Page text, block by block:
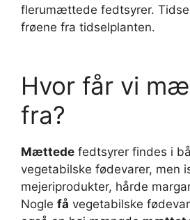
flerumættede fedtsyrer.
frøene fra tidselplanten.
Hvor får vi
fra?
Mættede fedtsyrer findes i
vegetabilske fødevarer, men
mejeriprodukter, hårde
Nogle få vegetabilske